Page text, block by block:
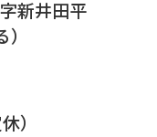
新井田平
）